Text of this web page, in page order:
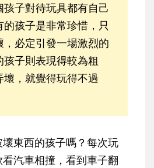
子對待玩具都有自己
孩子是非常珍惜，只
必定引發一場激烈的
子則表現得較為粗
，就覺得玩得不過
東西的孩子嗎？每次玩
汽車相撞，看到車子翻